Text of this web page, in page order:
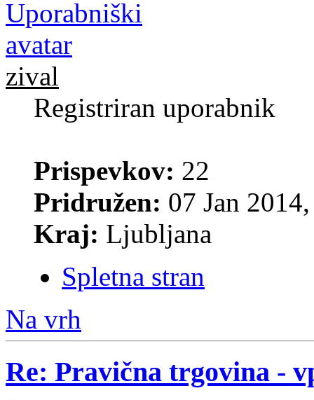
zival
Registriran uporabnik
Prispevkov: 22
Pridružen: 07 Jan
Kraj: Ljubljana
Spletna stran
Na vrh
Re: Pravična trgovina -